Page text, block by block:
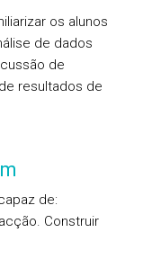
os alunos
de dados
de
resultados de
de:
Construir